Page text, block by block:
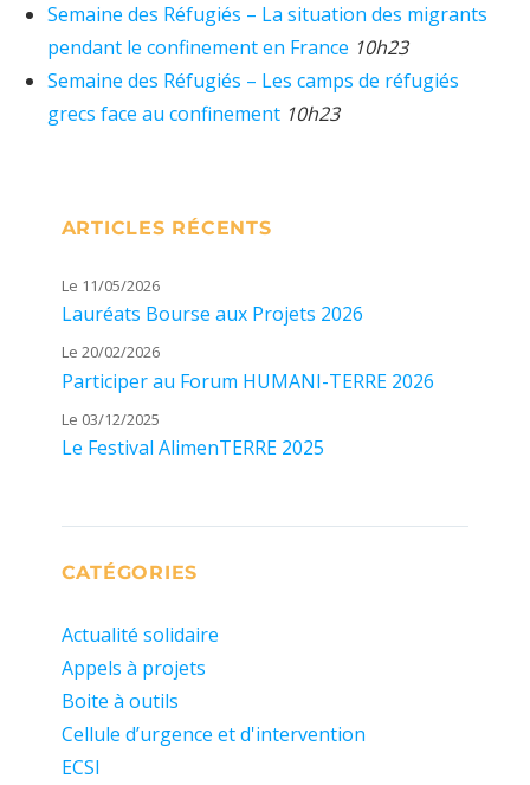
Semaine des Réfugiés – La situation des migrants
pendant le confinement en France 10h23
Semaine des Réfugiés – Les camps de réfugiés
grecs face au confinement 10h23
ARTICLES RÉCENTS
Le 11/05/2026
Lauréats Bourse aux Projets 2026
Le 20/02/2026
Participer au Forum HUMANI-TERRE 2026
Le 03/12/2025
Le Festival AlimenTERRE 2025
CATÉGORIES
Actualité solidaire
Appels à projets
Boite à outils
Cellule d’urgence et d'intervention
ECSI